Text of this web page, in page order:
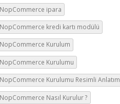
artması için türkiye de...
more
NopCommerce ipara
NopCommerce kredi kartı modülü
NopCommerce Kurulum
NopCommerce Kurulumu
NopCommerce Kurulumu Resimli Anlatım
NopCommerce Nasıl Kurulur ?